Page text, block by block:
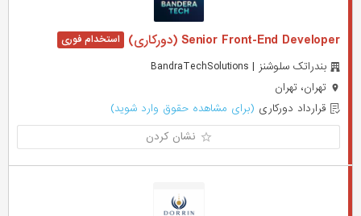
Senior Front-End Developer (دورکاری)
بندراتک سلوشنز | BandraTechSolutions
تهران، تهران
قرارداد دورکاری (برای مشاهده حقوق وارد شوید)
نشان کردن